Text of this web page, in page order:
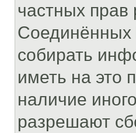
частных прав
Соединённых
собирать
иметь на это
наличие
разрешают